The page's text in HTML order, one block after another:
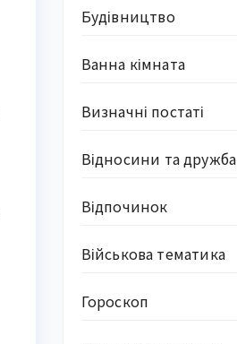
Будівництво
Ванна кімната
Визначні постаті
Відносини та дружба
Відпочинок
Військова тематика
Гороскоп